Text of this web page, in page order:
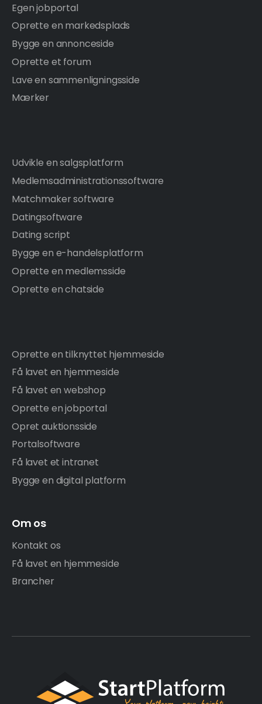
Egen jobportal
Oprette en markedsplads
Bygge en annonceside
Oprette et forum
Lave en sammenligningsside
Mærker
Udvikle en salgsplatform
Medlemsadministrationssoftware
Matchmaker software
Datingsoftware
Dating script
Bygge en e-handelsplatform
Oprette en medlemsside
Oprette en chatside
Oprette en tilknyttet hjemmeside
Få lavet en hjemmeside
Få lavet en webshop
Oprette en jobportal
Opret auktionsside
Portalsoftware
Få lavet et intranet
Bygge en digital platform
Om os
Kontakt os
Få lavet en hjemmeside
Brancher